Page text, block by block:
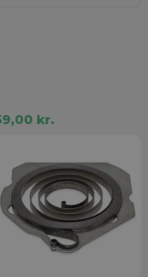
kr.